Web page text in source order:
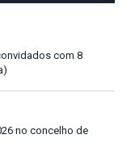
com 8
no concelho de